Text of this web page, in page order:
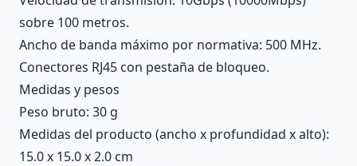
sobre 100 metros.
Ancho de banda máximo por normativa: 500 MHz.
Conectores RJ45 con pestaña de bloqueo.
Medidas y pesos
Peso bruto: 30 g
Medidas del producto (ancho x profundidad x alto):
15.0 x 15.0 x 2.0 cm